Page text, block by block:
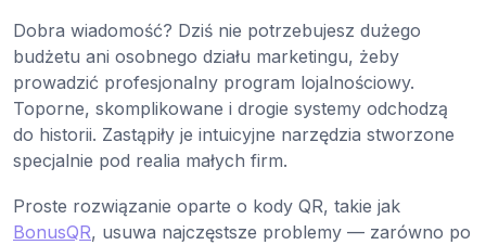
Dobra wiadomość? Dziś nie potrzebujesz dużego
budżetu ani osobnego działu marketingu, żeby
prowadzić profesjonalny program lojalnościowy.
Toporne, skomplikowane i drogie systemy odchodzą
do historii. Zastąpiły je intuicyjne narzędzia stworzone
specjalnie pod realia małych firm.
Proste rozwiązanie oparte o kody QR, takie jak
BonusQR, usuwa najczęstsze problemy — zarówno po